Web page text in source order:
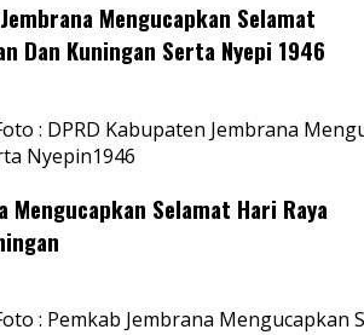
Mengucapkan Selamat
Dan Kuningan Serta Nyepi 1946
: DPRD Kabupaten Jembrana
Nyepin1946
Mengucapkan Selamat Hari Raya
: Pemkab Jembrana Mengucapkan